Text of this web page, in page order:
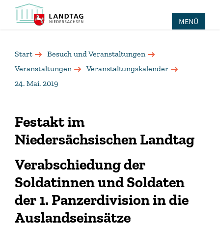
MENÜ
Start
Besuch und Veranstaltungen
Veranstaltungen
Veranstaltungskalender
24. Mai. 2019
Festakt im
Niedersächsischen Landtag
Verabschiedung der
Soldatinnen und Soldaten
der 1. Panzerdivision in die
Auslandseinsätze